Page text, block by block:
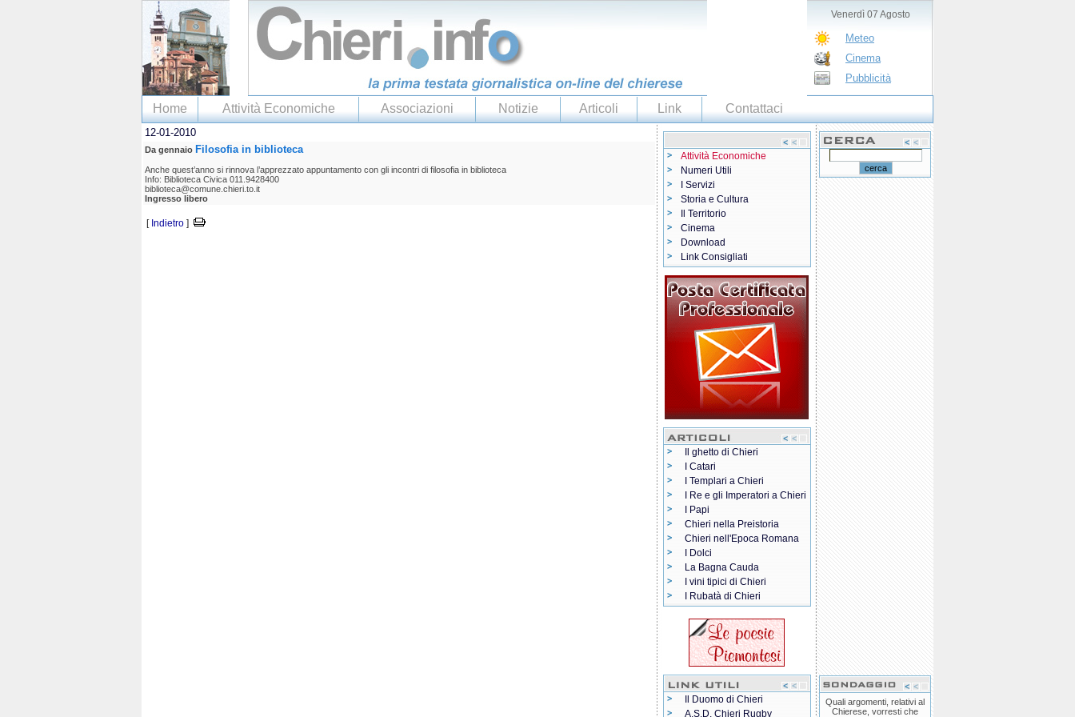
Venerdì 07 Agosto
Meteo
Cinema
Pubblicità
Home Attività Economiche Associazioni Notizie Articoli Link Contattaci
12-01-2010
Da gennaio Filosofia in biblioteca
Anche quest’anno si rinnova l’apprezzato appuntamento con gli incontri di filosofia in biblioteca
Info: Biblioteca Civica 011.9428400
biblioteca@comune.chieri.to.it
Ingresso libero
[ Indietro ]
Attività Economiche
Numeri Utili
I Servizi
Storia e Cultura
Il Territorio
Cinema
Download
Link Consigliati
Il ghetto di Chieri
I Catari
I Templari a Chieri
I Re e gli Imperatori a Chieri
I Papi
Chieri nella Preistoria
Chieri nell'Epoca Romana
I Dolci
La Bagna Cauda
I vini tipici di Chieri
I Rubatà di Chieri
Il Duomo di Chieri
A.S.D. Chieri Rugby
Quali argomenti, relativi al
Chierese, vorresti che